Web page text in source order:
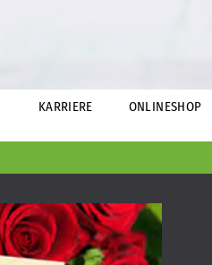
KARRIERE ONLINESHOP